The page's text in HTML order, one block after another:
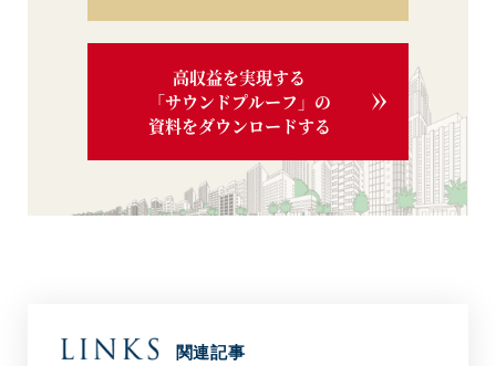
高収益を実現する
「サウンドプルーフ」の
資料をダウンロードする
関連記事